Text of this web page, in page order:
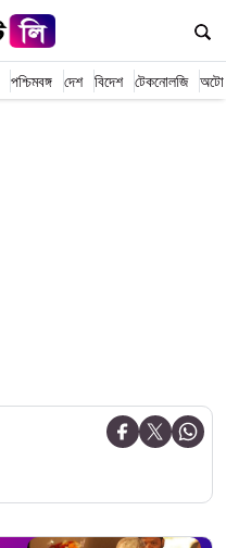
পশ্চিমবঙ্গ দেশ বিদেশ টেকনোলজি অটো